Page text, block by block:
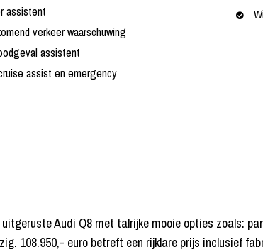
assistent
verkeer waarschuwing
assistent
assist en emergency
Audi Q8 met talrijke mooie opties zoals:
108.950,- euro betreft een rijklare prijs inclusief